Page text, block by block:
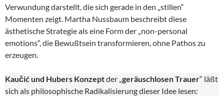
Verwundung darstellt, die sich gerade in den „stillen“
Momenten zeigt. Martha Nussbaum beschreibt diese
ästhetische Strategie als eine Form der „non-personal
emotions“, die Bewußtsein transformieren, ohne Pathos zu
erzeugen.
Kaučić und Hubers Konzeptder „geräuschlosen Trauer“ läßt
sich als philosophische Radikalisierung dieser Idee lesen: